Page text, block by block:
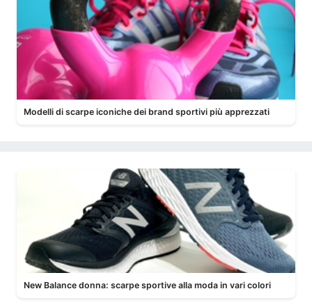
Modelli di scarpe iconiche dei brand sportivi più apprezzati
New Balance donna: scarpe sportive alla moda in vari colori